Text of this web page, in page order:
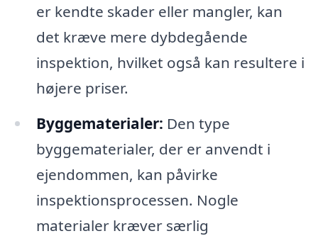
er kendte skader eller mangler, kan
det kræve mere dybdegående
inspektion, hvilket også kan resultere i
højere priser.
Byggematerialer: Den type
byggematerialer, der er anvendt i
ejendommen, kan påvirke
inspektionsprocessen. Nogle
materialer kræver særlig